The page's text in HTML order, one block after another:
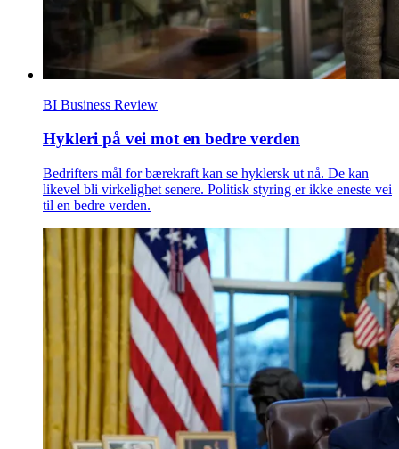
BI Business Review
Hykleri på vei mot en bedre verden
Bedrifters mål for bærekraft kan se hyklersk ut nå. De kan
likevel bli virkelighet senere. Politisk styring er ikke eneste vei
til en bedre verden.